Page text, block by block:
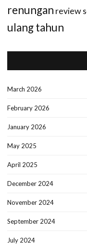
renungan review
ulang tahun
March 2026
February 2026
January 2026
May 2025
April 2025
December 2024
November 2024
September 2024
July 2024